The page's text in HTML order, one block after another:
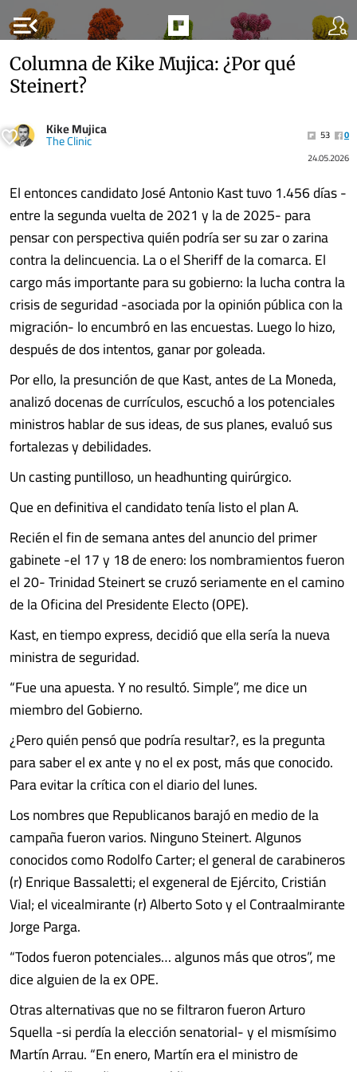
menu_open
Columna de Kike Mujica: ¿Por qué
Steinert?
Kike Mujica
The Clinic 53
0
24.05.2026
El entonces candidato José Antonio Kast tuvo 1.456 días -
entre la segunda vuelta de 2021 y la de 2025- para
pensar con perspectiva quién podría ser su zar o zarina
contra la delincuencia. La o el Sheriff de la comarca. El
cargo más importante para su gobierno: la lucha contra la
crisis de seguridad -asociada por la opinión pública con la
migración- lo encumbró en las encuestas. Luego lo hizo,
después de dos intentos, ganar por goleada.
Por ello, la presunción de que Kast, antes de La Moneda,
analizó docenas de currículos, escuchó a los potenciales
ministros hablar de sus ideas, de sus planes, evaluó sus
fortalezas y debilidades.
Un casting puntilloso, un headhunting quirúrgico.
Que en definitiva el candidato tenía listo el plan A.
Recién el fin de semana antes del anuncio del primer
gabinete -el 17 y 18 de enero: los nombramientos fueron
el 20- Trinidad Steinert se cruzó seriamente en el camino
de la Oficina del Presidente Electo (OPE).
Kast, en tiempo express, decidió que ella sería la nueva
ministra de seguridad.
“Fue una apuesta. Y no resultó. Simple”, me dice un
miembro del Gobierno.
¿Pero quién pensó que podría resultar?, es la pregunta
para saber el ex ante y no el ex post, más que conocido.
Para evitar la crítica con el diario del lunes.
Los nombres que Republicanos barajó en medio de la
campaña fueron varios. Ninguno Steinert. Algunos
conocidos como Rodolfo Carter; el general de carabineros
(r) Enrique Bassaletti; el exgeneral de Ejército, Cristián
Vial; el vicealmirante (r) Alberto Soto y el Contraalmirante
Jorge Parga.
“Todos fueron potenciales… algunos más que otros”, me
dice alguien de la ex OPE.
Otras alternativas que no se filtraron fueron Arturo
Squella -si perdía la elección senatorial- y el mismísimo
Martín Arrau. “En enero, Martín era el ministro de